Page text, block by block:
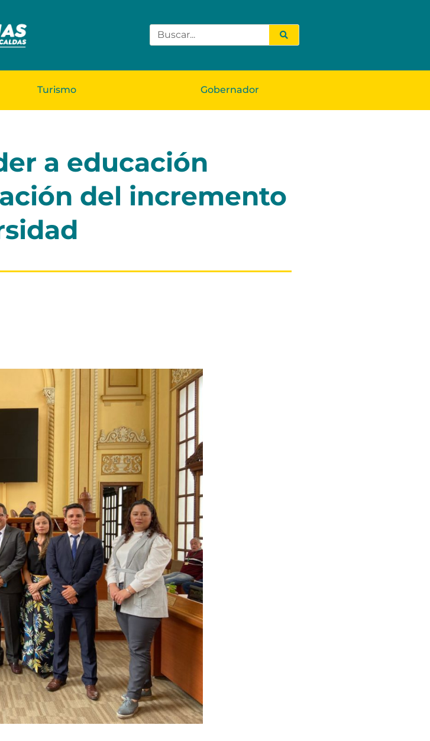
Turismo Gobernador
a educación
del incremento